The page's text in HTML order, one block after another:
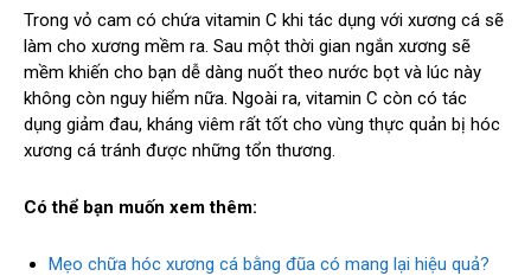
Trong vỏ cam có chứa vitamin C khi tác dụng với xương cá sẽ
làm cho xương mềm ra. Sau một thời gian ngắn xương sẽ
mềm khiến cho bạn dễ dàng nuốt theo nước bọt và lúc này
không còn nguy hiểm nữa. Ngoài ra, vitamin C còn có tác
dụng giảm đau, kháng viêm rất tốt cho vùng thực quản bị hóc
xương cá tránh được những tổn thương.
Có thể bạn muốn xem thêm:
Mẹo chữa hóc xương cá bằng đũa có mang lại hiệu quả?